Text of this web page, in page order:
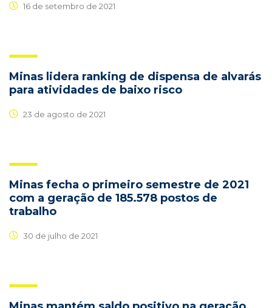
16 de setembro de 2021
Minas lidera ranking de dispensa de alvarás
para atividades de baixo risco
23 de agosto de 2021
Minas fecha o primeiro semestre de 2021
com a geração de 185.578 postos de
trabalho
30 de julho de 2021